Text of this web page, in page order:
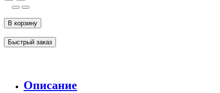
В корзину
Быстрый заказ
Описание